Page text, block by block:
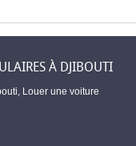
À DJIBOUTI
Louer une voiture